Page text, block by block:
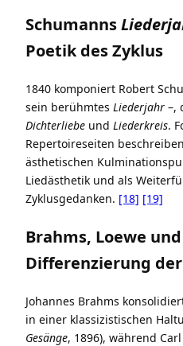
Schumanns
Poetik des Zyklus
1840 komponiert Robert
sein berühmtes Liederjahr –,
Dichterliebe und Liederkreis.
Repertoireseiten
ästhetischen
Liedästhetik und als
Zyklusgedanken. [18] [19]
Brahms, Loewe
Differenzierung
Johannes Brahms
in einer klassizistischen
Gesänge, 1896), während